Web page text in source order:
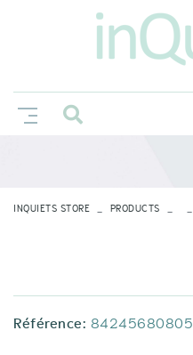
INQUIETS STORE PRODUCTS
Référence: